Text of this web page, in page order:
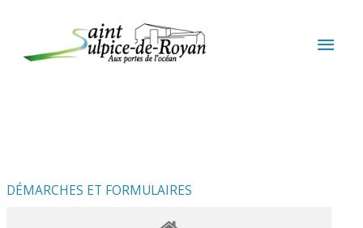
DÉMARCHES ET FORMULAIRES